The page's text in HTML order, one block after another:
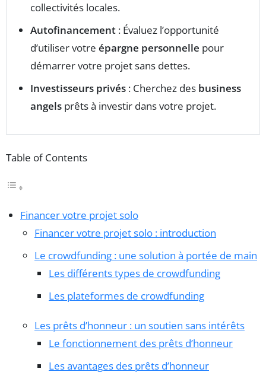
collectivités locales.
Autofinancement : Évaluez l’opportunité
d’utiliser votre épargne personnelle pour
démarrer votre projet sans dettes.
Investisseurs privés : Cherchez des business
angels prêts à investir dans votre projet.
Table of Contents
Financer votre projet solo
Financer votre projet solo : introduction
Le crowdfunding : une solution à portée de main
Les différents types de crowdfunding
Les plateformes de crowdfunding
Les prêts d’honneur : un soutien sans intérêts
Le fonctionnement des prêts d’honneur
Les avantages des prêts d’honneur